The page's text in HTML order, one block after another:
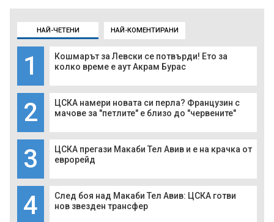
НАЙ-ЧЕТЕНИ НАЙ-КОМЕНТИРАНИ
1
Кошмарът за Левски се потвърди! Ето за
колко време е аут Акрам Бурас
2
ЦСКА намери новата си перла? Французин с
мачове за "петлите" е близо до "червените"
3
ЦСКА прегази Макаби Тел Авив и е на крачка от
еврорейд
4
След боя над Макаби Тел Авив: ЦСКА готви
нов звезден трансфер